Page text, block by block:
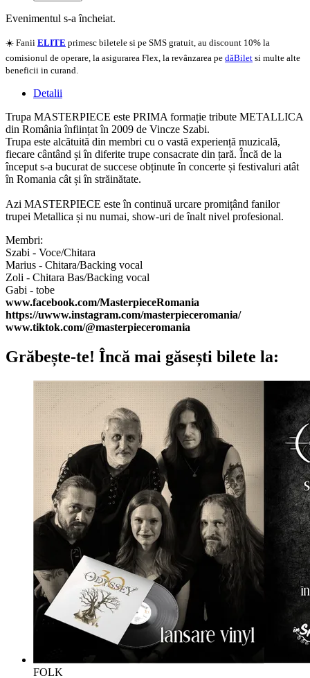
Evenimentul s-a încheiat.
☀️ Fanii ELITE primesc biletele si pe SMS gratuit, au discount 10% la
comisionul de operare, la asigurarea Flex, la revânzarea pe dăBilet si multe alte
beneficii in curand.
Detalii
Trupa MASTERPIECE este PRIMA formație tribute METALLICA
din România înființat în 2009 de Vincze Szabi.
Trupa este alcătuită din membri cu o vastă experiență muzicală,
fiecare cântând și în diferite trupe consacrate din țară. Încă de la
început s-a bucurat de succese obținute în concerte și festivaluri atât
în Romania cât și în străinătate.
Azi MASTERPIECE este în continuă urcare promițând fanilor
trupei Metallica și nu numai, show-uri de înalt nivel profesional.
Membri:
Szabi - Voce/Chitara
Marius - Chitara/Backing vocal
Zoli - Chitara Bas/Backing vocal
Gabi - tobe
www.facebook.com/MasterpieceRomania
https://uwww.instagram.com/masterpieceromania/
www.tiktok.com/@masterpieceromania
Grăbește-te! Încă mai găsești bilete la:
FOLK